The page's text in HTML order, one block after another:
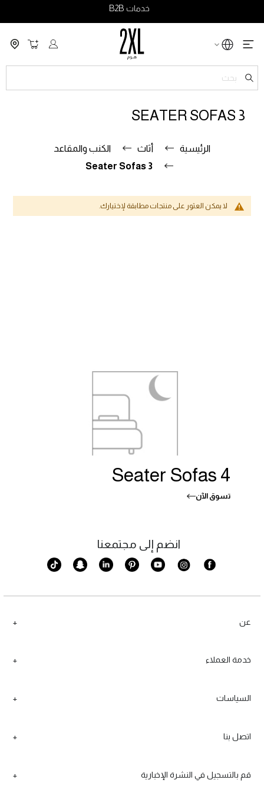
خدمات B2B
سلة
3 SEATER SOFAS
الرئيسية أثاث
الكنب والمقاعد
3 Seater Sofas
لا يمكن العثور على منتجات مطابقة لإختيارك.
4 Seater Sofas
تسوق الآن
عن
خدمة العملاء
السياسات
اتصل بنا
قم بالتسجيل في النشرة الإخبارية
انضم إلى مجتمعنا